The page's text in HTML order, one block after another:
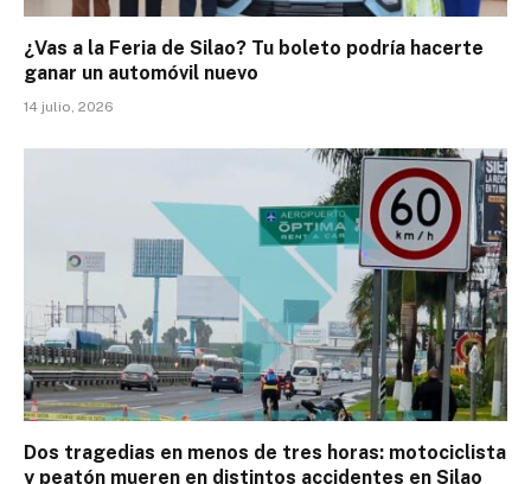
¿Vas a la Feria de Silao? Tu boleto podría hacerte
ganar un automóvil nuevo
14 julio, 2026
Dos tragedias en menos de tres horas: motociclista
y peatón mueren en distintos accidentes en Silao